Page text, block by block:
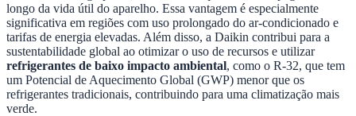
longo da vida útil do aparelho. Essa vantagem é especialmente
significativa em regiões com uso prolongado do ar-condicionado e
tarifas de energia elevadas. Além disso, a Daikin contribui para a
sustentabilidade global ao otimizar o uso de recursos e utilizar
refrigerantes de baixo impacto ambiental, como o R-32, que tem
um Potencial de Aquecimento Global (GWP) menor que os
refrigerantes tradicionais, contribuindo para uma climatização mais
verde.